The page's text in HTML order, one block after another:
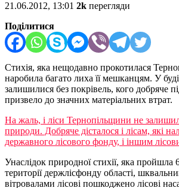
21.06.2012, 13:01 2k перегляди
Поділитися
Стихія, яка нещодавно прокотилася
наробила багато лиха її мешканцям. У
залишилися без покрівель, кого добряче
призвело до значних матеріальних втрат.
На жаль, і ліси Тернопільщини не
природи. Добряче дісталося і лісам, які
державного лісового фонду, і іншим
Унаслідок природної стихії, яка пройшла
території держлісфонду області,
вітровалами лісові пошкоджено лісові